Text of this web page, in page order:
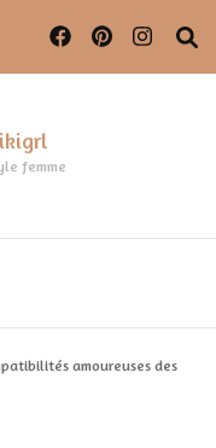
femme
amoureuses des